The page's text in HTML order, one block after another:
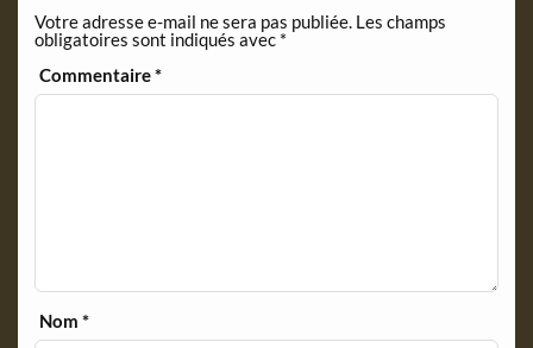
l
y
Votre adresse e-mail ne sera pas publiée. Les champs
obligatoires sont indiqués avec *
Commentaire*
Nom*